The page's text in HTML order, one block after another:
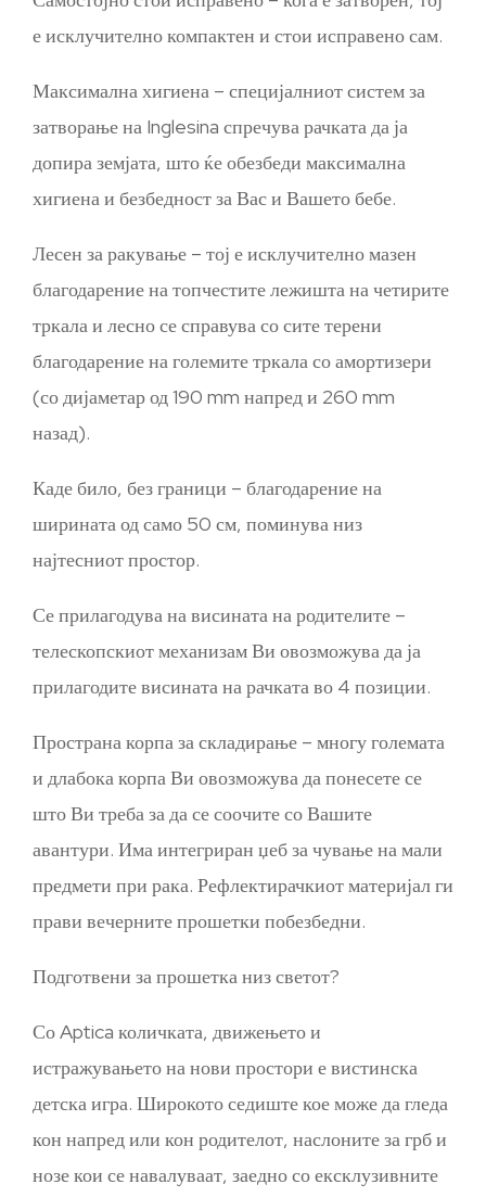
е исклучително компактен и стои исправено сам.
Максимална хигиена – специјалниот систем за
затворање на Inglesina спречува рачката да ја
допира земјата, што ќе обезбеди максимална
хигиена и безбедност за Вас и Вашето бебе.
Лесен за ракување – тој е исклучително мазен
благодарение на топчестите лежишта на четирите
тркала и лесно се справува со сите терени
благодарение на големите тркала со амортизери
(со дијаметар од 190 mm напред и 260 mm
назад).
Каде било, без граници – благодарение на
ширината од само 50 см, поминува низ
најтесниот простор.
Се прилагодува на висината на родителите –
телескопскиот механизам Ви овозможува да ја
прилагодите висината на рачката во 4 позиции.
Пространа корпа за складирање – многу големата
и длабока корпа Ви овозможува да понесете се
што Ви треба за да се соочите со Вашите
авантури. Има интегриран џеб за чување на мали
предмети при рака. Рефлектирачкиот материјал ги
прави вечерните прошетки побезбедни.
Подготвени за прошетка низ светот?
Со Aptica количката, движењето и
истражувањето на нови простори е вистинска
детска игра. Широкото седиште кое може да гледа
кон напред или кон родителот, наслоните за грб и
нозе кои се навалуваат, заедно со ексклузивните